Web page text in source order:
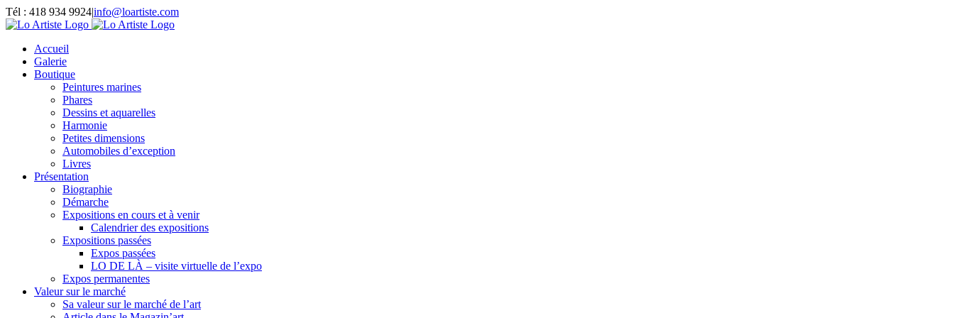
Passer
au
Tél : 418 934 9924|info@loartiste.com
Facebook
Instagram
Email
Pinterest
YouTube
Accueil
Galerie
Boutique
Peintures marines
Phares
Dessins et aquarelles
Harmonie
Petites dimensions
Automobiles d’exception
Livres
Présentation
Biographie
Démarche
Expositions en cours et à venir
Calendrier des expositions
Expositions passées
Expos passées
LO DE LÀ – visite virtuelle de l’expo
Expos permanentes
Valeur sur le marché
Sa valeur sur le marché de l’art